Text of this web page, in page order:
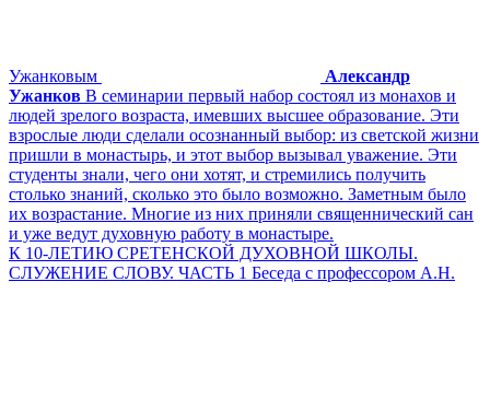
Ужанковым
Александр
Ужанков В семинарии первый набор состоял из монахов и
людей зрелого возраста, имевших высшее образование. Эти
взрослые люди сделали осознанный выбор: из светской жизни
пришли в монастырь, и этот выбор вызывал уважение. Эти
студенты знали, чего они хотят, и стремились получить
столько знаний, сколько это было возможно. Заметным было
их возрастание. Многие из них приняли священнический сан
и уже ведут духовную работу в монастыре.
К 10-ЛЕТИЮ СРЕТЕНСКОЙ ДУХОВНОЙ ШКОЛЫ.
СЛУЖЕНИЕ СЛОВУ. ЧАСТЬ 1 Беседа с профессором А.Н.